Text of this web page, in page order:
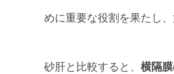
めに重要な役割を果たし
砂肝と比較すると、 横隔